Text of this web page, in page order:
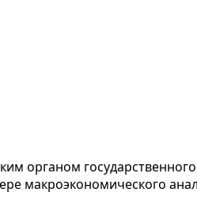
органом
макроэкономического